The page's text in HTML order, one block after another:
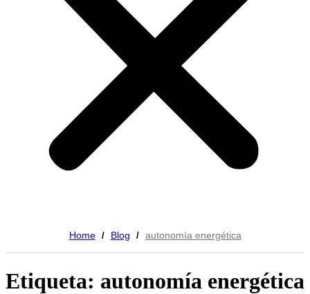
Home / Blog / autonomía energética
Etiqueta: autonomía energética